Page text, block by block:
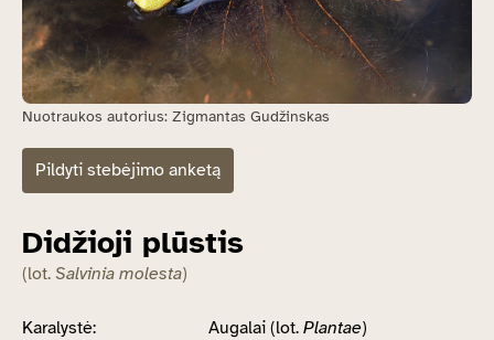
Nuotraukos autorius: Zigmantas Gudžinskas
Pildyti stebėjimo anketą
Didžioji plūstis
(lot. Salvinia molesta)
Karalystė: Augalai (lot. Plantae)